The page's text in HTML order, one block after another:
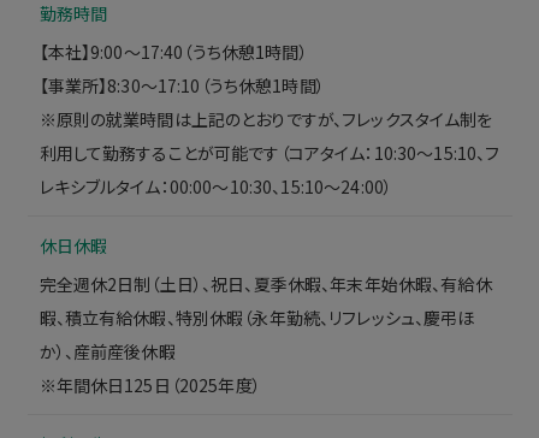
勤務時間
【本社】9:00～17:40（うち休憩1時間）
【事業所】8:30～17:10（うち休憩1時間）
※原則の就業時間は上記のとおりですが、フレックスタイム制を
利用して勤務することが可能です（コアタイム：10:30～15:10、フ
レキシブルタイム：00:00～10:30、15:10～24:00）
休日休暇
完全週休2日制（土日）、祝日、夏季休暇、年末年始休暇、有給休
暇、積立有給休暇、特別休暇（永年勤続、リフレッシュ、慶弔ほ
か）、産前産後休暇
※年間休日125日（2025年度）